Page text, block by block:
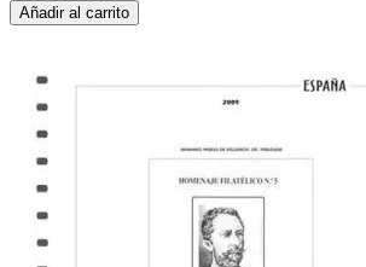
Añadir al carrito